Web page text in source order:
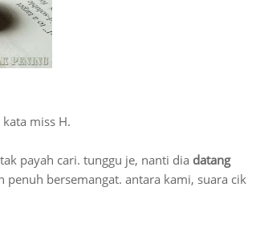
miss H.
payah cari. tunggu je, nanti dia datang
bersemangat. antara kami, suara cik